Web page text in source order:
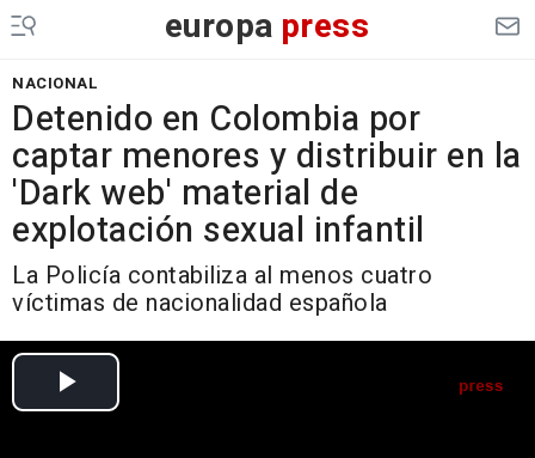
europa press
NACIONAL
Detenido en Colombia por
captar menores y distribuir en la
'Dark web' material de
explotación sexual infantil
La Policía contabiliza al menos cuatro
víctimas de nacionalidad española